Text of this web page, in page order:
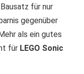
für nur
gegenüber
als ein gutes
für LEGO Sonic